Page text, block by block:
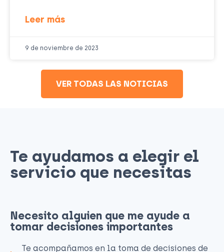
Leer más
9 de noviembre de 2023
VER TODAS LAS NOTICIAS
Te ayudamos a elegir el
servicio que necesitas​
Necesito alguien que me ayude a
tomar decisiones importantes
Te acompañamos en la toma de decisiones de